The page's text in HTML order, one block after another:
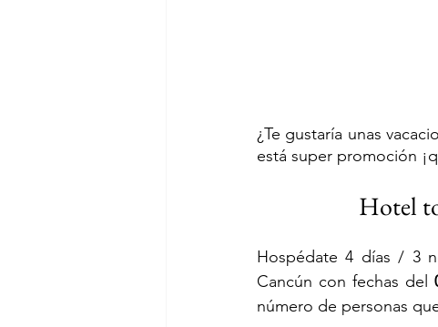
¿Te gustaría unas
está super promoción
Hotel
Hospédate 4 días / 3
Cancún con fechas del
número de personas